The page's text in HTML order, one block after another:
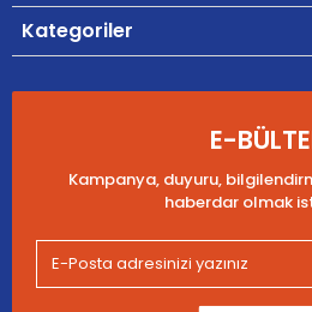
Kategoriler
E-
Kampanya, duyuru,
haberdar olmak